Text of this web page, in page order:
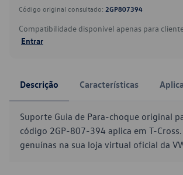
Código original consultado: 2GP807394
Compatibilidade disponível apenas para
Entrar
Descrição Características
Suporte Guia de Para-choque original
código 2GP-807-394 aplica em T-Cross.
genuínas na sua loja virtual oficial da